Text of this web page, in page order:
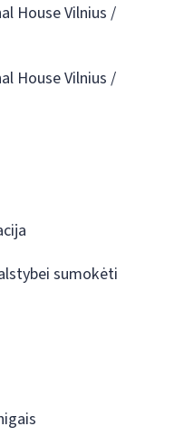
House Vilnius /
House Vilnius /
sumokėti